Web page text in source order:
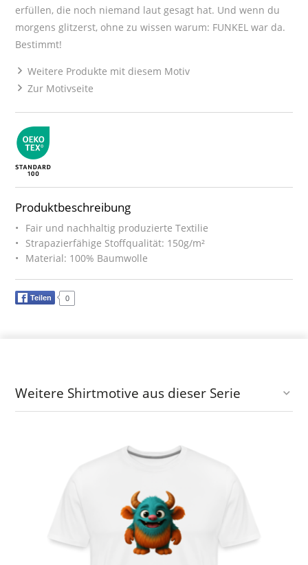
erfüllen, die noch niemand laut gesagt hat. Und wenn du
morgens glitzerst, ohne zu wissen warum: FUNKEL war da.
Bestimmt!
Weitere Produkte mit diesem Motiv
Zur Motivseite
Produktbeschreibung
Fair und nachhaltig produzierte Textilie
Strapazierfähige Stoffqualität: 150g/m²
Material: 100% Baumwolle
Teilen 0
Weitere Shirtmotive aus dieser Serie